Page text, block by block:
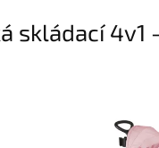
skládací 4v1